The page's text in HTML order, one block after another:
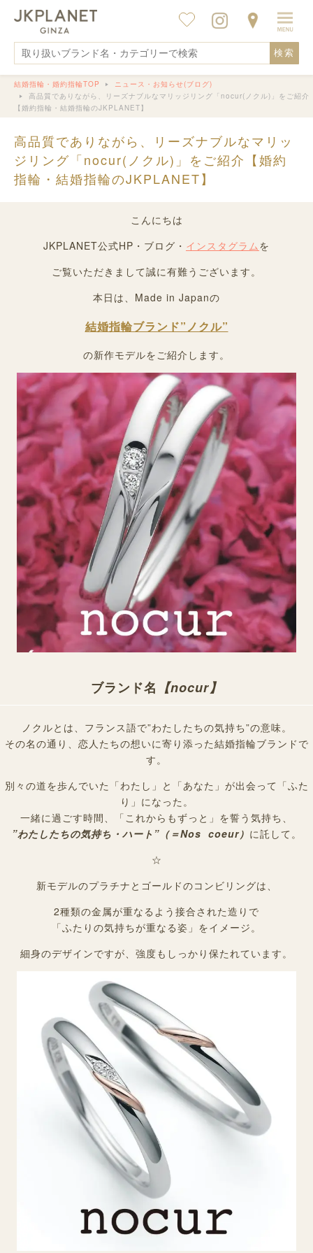
検索
結婚指輪・婚約指輪TOP
ニュース・お知らせ(ブログ)
高品質でありながら、リーズナブルなマリッジリング「nocur(ノクル)」をご紹介
【婚約指輪・結婚指輪のJKPLANET】
高品質でありながら、リーズナブルなマリッ
ジリング「nocur(ノクル)」をご紹介【婚約
指輪・結婚指輪のJKPLANET】
こんにちは
JKPLANET公式HP・ブログ・ インスタグラムを
ご覧いただきまして誠に有難うございます。
本日は、Made in Japanの
結婚指輪ブランド”ノクル”
の新作モデルをご紹介します。
ブランド名 【nocur】
ノクルとは、フランス語で”わたしたちの気持ち”の意味。
その名の通り、恋人たちの想いに寄り添った結婚指輪ブランドで
す。
別々の道を歩んでいた「わたし」と「あなた」が出会って「ふた
り」になった。
一緒に過ごす時間、「これからもずっと」を誓う気持ち、
”わたしたちの気持ち・ハート”（＝Nos coeur） に託して。
☆
新モデルのプラチナとゴールドのコンビリングは、
2種類の金属が重なるよう接合された造りで
「ふたりの気持ちが重なる姿」をイメージ。
細身のデザインですが、強度もしっかり保たれています。